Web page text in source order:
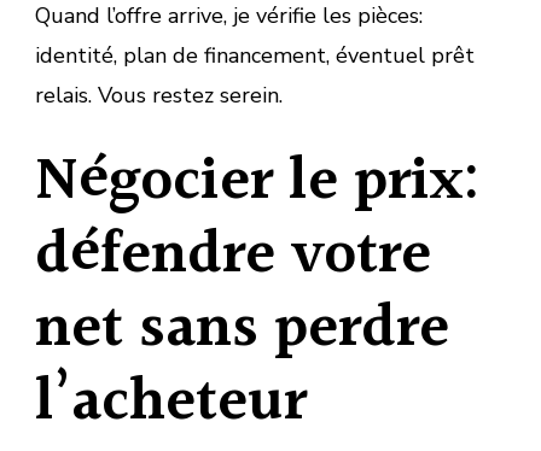
Quand l’offre arrive, je vérifie les pièces:
identité, plan de financement, éventuel prêt
relais. Vous restez serein.
Négocier le prix:
défendre votre
net sans perdre
l’acheteur